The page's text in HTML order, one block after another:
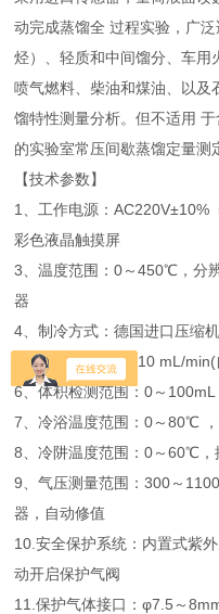
动完成蒸馏全 过程实验，广
烃）、轻质和中间馏分、车用
喷气燃料、柴油和煤油、以及
馏特性测量分析。但不适用
的实验室常压间歇蒸馏定量测
【技术参数】
1、工作电源：
彩色液晶触摸屏
3、温度范围：0～450℃，分
器
4、制冷方式：德国进口压缩
5、蒸馏速率：2～10 mL/
6、体积检测范围：0～100mL
7、冷浴温度范围：0～80℃
8、冷阱温度范围：0～60℃
9、气压测量范围：300～
器，自动修值
10.安全保护系统：内置式紫
动开启保护气阀
11.保护气体接口：φ7.5～